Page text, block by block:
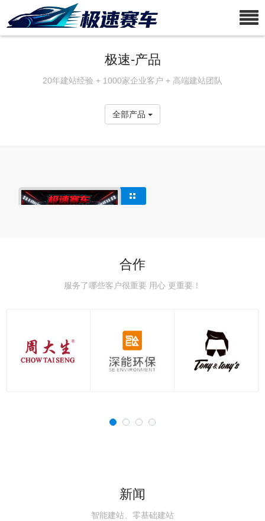
极速-产品
20年建站经验 + 1000家企业客户 + 高端建站团队
全部产品
见误区，避开90%的
力学，读懂速度背后的
统科普，稳住极速的核
识点，决定圈速与安全
道详解，车友刷圈打卡
民用跑车的核心区别解
合作
服务了哪些客户很重要 用心 更重要！
新闻
智能建站、零基础建站